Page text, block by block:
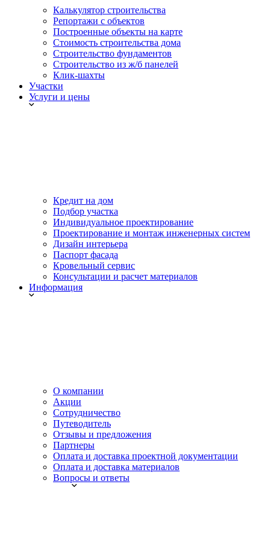
Калькулятор строительства
Репортажи с объектов
Построенные объекты на карте
Стоимость строительства дома
Строительство фундаментов
Строительство из ж/б панелей
Клик-шахты
Участки
Услуги и цены
Кредит на дом
Подбор участка
Индивидуальное проектирование
Проектирование и монтаж инженерных систем
Дизайн интерьера
Паспорт фасада
Кровельный сервис
Консультации и расчет материалов
Информация
О компании
Акции
Сотрудничество
Путеводитель
Отзывы и предложения
Партнеры
Оплата и доставка проектной документации
Оплата и доставка материалов
Вопросы и ответы